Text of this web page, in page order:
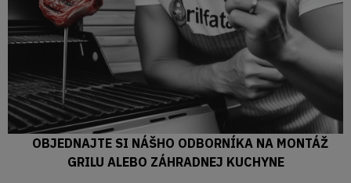
OBJEDNAJTE SI NÁŠHO ODBORNÍKA NA MONTÁŽ
GRILU ALEBO ZÁHRADNEJ KUCHYNE